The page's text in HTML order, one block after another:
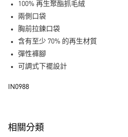
全家取貨付款
每筆NT$80，滿NT$1,500(含以上)免運費
付款後全家取貨
每筆NT$80，滿NT$1,500(含以上)免運費
100% 再生聚酯抓毛絨
兩側口袋
胸前拉鍊口袋
含有至少 70% 的再生材質
彈性褲腳
可調式下襬設計
IN0988
相關分類